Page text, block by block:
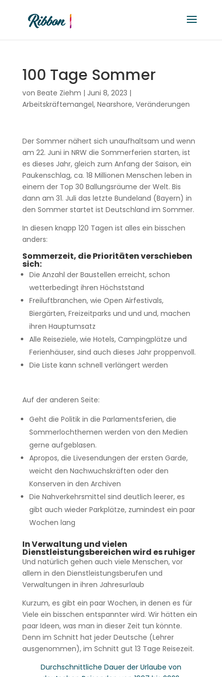
100 Tage Sommer
von Beate Ziehm | Juni 8, 2023 |
Arbeitskräftemangel, Nearshore, Veränderungen
Der Sommer nähert sich unaufhaltsam und wenn
am 22. Juni in NRW die Sommerferien starten, ist
es dieses Jahr, gleich zum Anfang der Saison, ein
Paukenschlag, ca. 18 Millionen Menschen leben in
einem der Top 30 Ballungsräume der Welt. Bis
dann am 31. Juli das letzte Bundeland (Bayern) in
den Sommer startet ist Deutschland im Sommer.
In diesen knapp 120 Tagen ist alles ein bisschen
anders:
Sommerzeit, die Prioritäten verschieben
sich:
Die Anzahl der Baustellen erreicht, schon
wetterbedingt ihren Höchststand
Freiluftbranchen, wie Open Airfestivals,
Biergärten, Freizeitparks und und und, machen
ihren Hauptumsatz
Alle Reiseziele, wie Hotels, Campingplätze und
Ferienhäuser, sind auch dieses Jahr proppenvoll.
Die Liste kann schnell verlängert werden
Auf der anderen Seite:
Geht die Politik in die Parlamentsferien, die
Sommerlochthemen werden von den Medien
gerne aufgeblasen.
Apropos, die Livesendungen der ersten Garde,
weicht den Nachwuchskräften oder den
Konserven in den Archiven
Die Nahverkehrsmittel sind deutlich leerer, es
gibt auch wieder Parkplätze, zumindest ein paar
Wochen lang
In Verwaltung und vielen
Dienstleistungsbereichen wird es ruhiger
Und natürlich gehen auch viele Menschen, vor
allem in den Dienstleistungsberufen und
Verwaltungen in ihren Jahresurlaub
Kurzum, es gibt ein paar Wochen, in denen es für
Viele ein bisschen entspannter wird. Wir hätten ein
paar Ideen, was man in dieser Zeit tun könnte.
Denn im Schnitt hat jeder Deutsche (Lehrer
ausgenommen), im Schnitt gut 13 Tage Reisezeit.
Durchschnittliche Dauer der Urlaube von